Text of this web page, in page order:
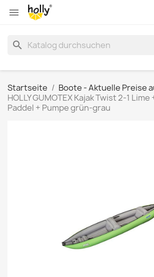

search
Startseite
Boote - Aktuelle Preise
HOLLY GUMOTEX Kajak Twist 2-1
Paddel + Pumpe grün-grau